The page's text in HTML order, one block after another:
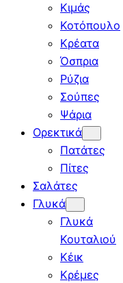
Κιμάς
Κοτόπουλο
Κρέατα
Όσπρια
Ρύζια
Σούπες
Ψάρια
Ορεκτικά
Πατάτες
Πίτες
Σαλάτες
Γλυκά
Γλυκά
Κουταλιού
Κέικ
Κρέμες